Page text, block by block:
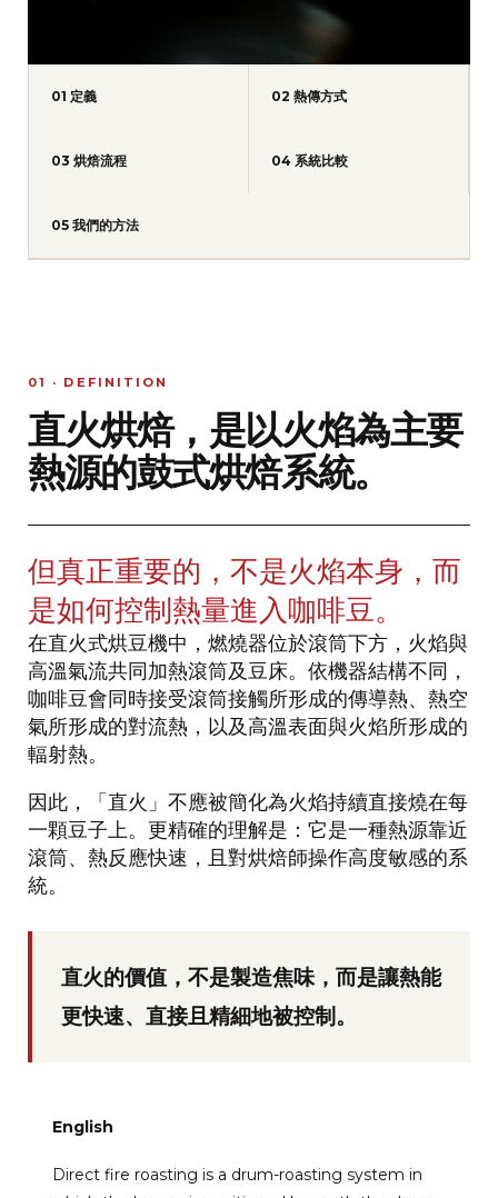
01 定義 02 熱傳方式
03 烘焙流程 04 系統比較
05 我們的方法
01 · DEFINITION
直火烘焙，是以火焰為主要
熱源的鼓式烘焙系統。
但真正重要的，不是火焰本身，而
是如何控制熱量進入咖啡豆。
在直火式烘豆機中，燃燒器位於滾筒下方，火焰與
高溫氣流共同加熱滾筒及豆床。依機器結構不同，
咖啡豆會同時接受滾筒接觸所形成的傳導熱、熱空
氣所形成的對流熱，以及高溫表面與火焰所形成的
輻射熱。
因此，「直火」不應被簡化為火焰持續直接燒在每
一顆豆子上。更精確的理解是：它是一種熱源靠近
滾筒、熱反應快速，且對烘焙師操作高度敏感的系
統。
直火的價值，不是製造焦味，而是讓熱能
更快速、直接且精細地被控制。
English
Direct fire roasting is a drum-roasting system in